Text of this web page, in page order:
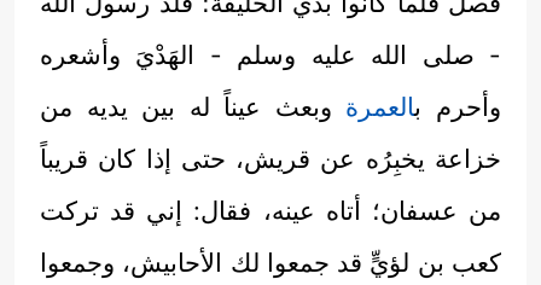
- صلى الله عليه وسلم - الهَدْيَ وأشعره
وأحرم بالعمرة وبعث عيناً له بين يديه من
خزاعة يخبِرُه عن قريش، حتى إذا كان قريباً
من عسفان؛ أتاه عينه، فقال: إني قد تركت
كعب بن لؤيٍّ قد جمعوا لك الأحابيش، وجمعوا